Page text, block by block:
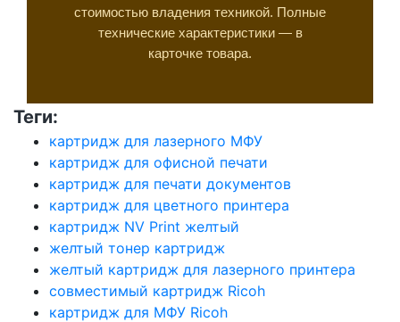
стоимостью владения техникой. Полные
технические характеристики — в
карточке товара.
Теги:
картридж для лазерного МФУ
картридж для офисной печати
картридж для печати документов
картридж для цветного принтера
картридж NV Print желтый
желтый тонер картридж
желтый картридж для лазерного принтера
совместимый картридж Ricoh
картридж для МФУ Ricoh